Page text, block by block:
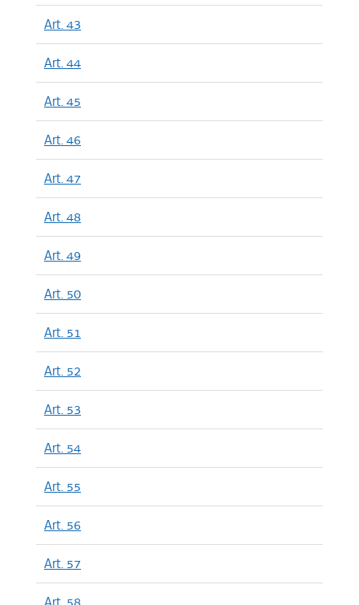
Art. 43
Art. 44
Art. 45
Art. 46
Art. 47
Art. 48
Art. 49
Art. 50
Art. 51
Art. 52
Art. 53
Art. 54
Art. 55
Art. 56
Art. 57